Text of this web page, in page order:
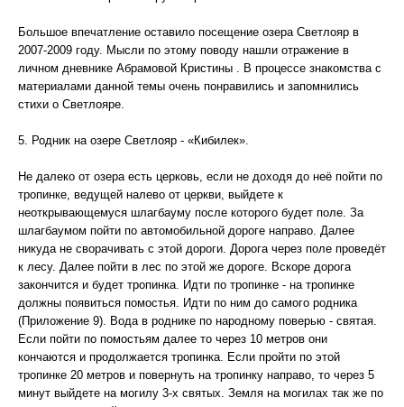
Большое впечатление оставило посещение озера Светлояр в
2007-2009 году. Мысли по этому поводу нашли отражение в
личном дневнике Абрамовой Кристины . В процессе знакомства с
материалами данной темы очень понравились и запомнились
стихи о Светлояре.
5. Родник на озере Светлояр - «Кибилек».
Не далеко от озера есть церковь, если не доходя до неё пойти по
тропинке, ведущей налево от церкви, выйдете к
неоткрывающемуся шлагбауму после которого будет поле. За
шлагбаумом пойти по автомобильной дороге направо. Далее
никуда не сворачивать с этой дороги. Дорога через поле проведёт
к лесу. Далее пойти в лес по этой же дороге. Вскоре дорога
закончится и будет тропинка. Идти по тропинке - на тропинке
должны появиться помостья. Идти по ним до самого родника
(Приложение 9). Вода в роднике по народному поверью - святая.
Если пойти по помостьям далее то через 10 метров они
кончаются и продолжается тропинка. Если пройти по этой
тропинке 20 метров и повернуть на тропинку направо, то через 5
минут выйдете на могилу 3-х святых. Земля на могилах так же по